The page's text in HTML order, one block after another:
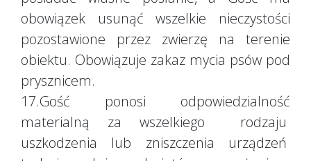
obowiązek usunąć wszelkie nieczystości
pozostawione przez zwierzę na terenie
obiektu. Obowiązuje zakaz mycia psów pod
prysznicem.
17.Gość ponosi odpowiedzialność
materialną za wszelkiego rodzaju
uszkodzenia lub zniszczenia urządzeń